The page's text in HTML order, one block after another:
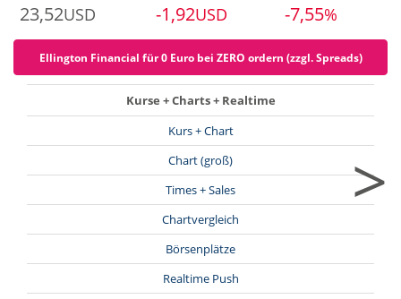
23,52USD -1,92USD -7,55%
Ellington Financial für 0 Euro bei ZERO ordern (zzgl. Spreads)
Kurse + Charts + Realtime
Kurs + Chart
Chart (groß)
Times + Sales
Chartvergleich
Börsenplätze
Realtime Push
>